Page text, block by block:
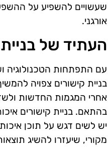
אורגני.
העתיד של
עם התפתחות הטכנולוגיה
בניית קישורים צפויה
אחרי המגמות החדשות
בהתאם. בניית קישורים
יש לשים דגש על תוכן
מקורי, שיעזרו להשיג